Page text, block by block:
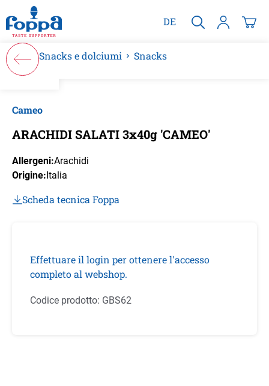
principale
DE
Snacks e dolciumi Snacks
Cameo
ARACHIDI SALATI 3x40g 'CAMEO'
Allergeni:Arachidi
Origine:Italia
Scheda tecnica Foppa
Effettuare il login per ottenere l'accesso
completo al webshop.
Codice prodotto: GBS62